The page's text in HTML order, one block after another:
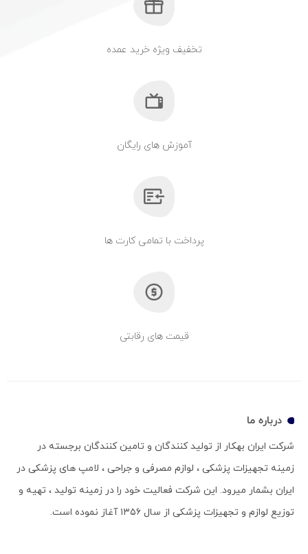
تخفیف ویژه خرید عمده
آموزش های رایگان
پرداخت با تمامی کارت ها
قیمت های رقابتی
درباره ما
شرکت ایران بهکار از تولید کنندگان و تامین کنندگان برجسته در
زمینه تجهیزات پزشکی ، لوازم مصرفی و جراحی ، لامپ های پزشکی در
ایران بشمار میرود. این شرکت فعالیت خود را در زمینه تولید ، تهیه و
توزیع لوازم و تجهیزات پزشکی از سال ۱۳۵۶ آغاز نموده است.